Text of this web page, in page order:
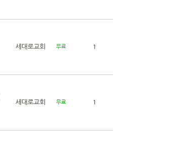
세대로교회 무료 1
세대로교회 무료 1